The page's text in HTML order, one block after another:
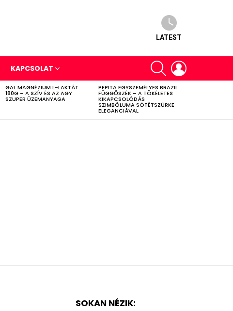
LATEST
KAPCSOLAT
SEARCH
GAL MAGNÉZIUM L-LAKTÁT
180G – A SZÍV ÉS AZ AGY
SZUPER ÜZEMANYAGA
PEPITA EGYSZEMÉLYES BRAZIL
FÜGGŐSZÉK – A TÖKÉLETES
KIKAPCSOLÓDÁS
SZIMBÓLUMA SÖTÉTSZÜRKE
ELEGANCIÁVAL
SOKAN NÉZIK: